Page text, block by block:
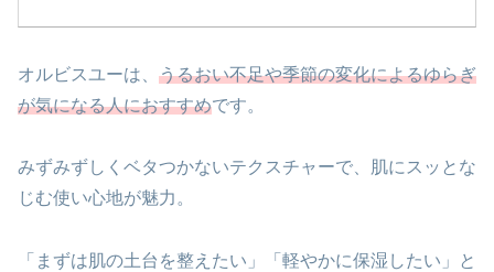
オルビスユーは、 うるおい不足や季節の変化によるゆらぎ
が気になる人におすすめです。
みずみずしくベタつかないテクスチャーで、肌にスッとな
じむ使い心地が魅力。
「まずは肌の土台を整えたい」「軽やかに保湿したい」と